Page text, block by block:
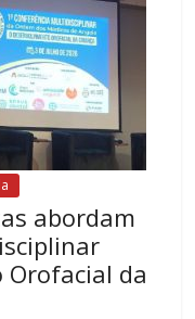
abordam
Orofacial da